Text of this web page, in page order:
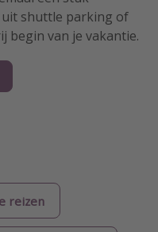
uit shuttle parking of
begin van je vakantie.
reizen